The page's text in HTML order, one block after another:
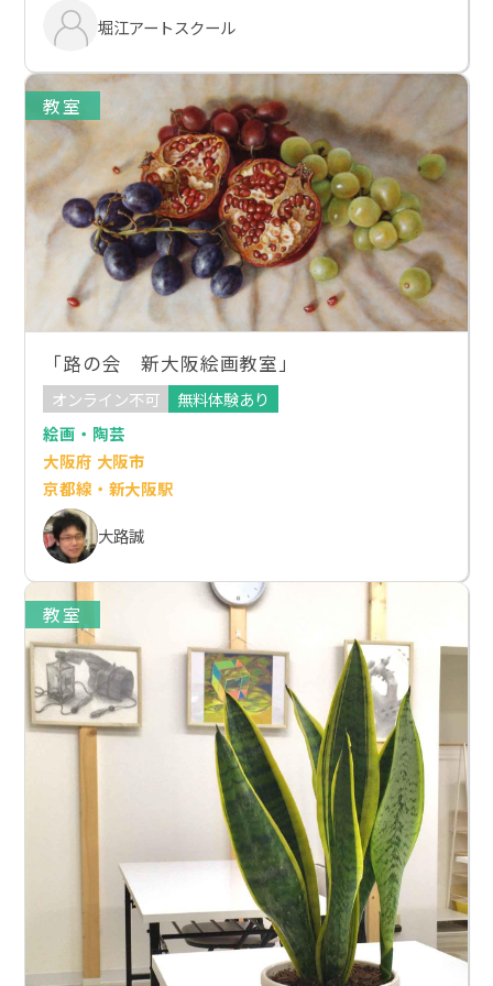
堀江アートスクール
教室
「路の会 新大阪絵画教室」
オンライン不可
無料体験あり
絵画・陶芸
大阪府 大阪市
京都線・新大阪駅
大路誠
教室